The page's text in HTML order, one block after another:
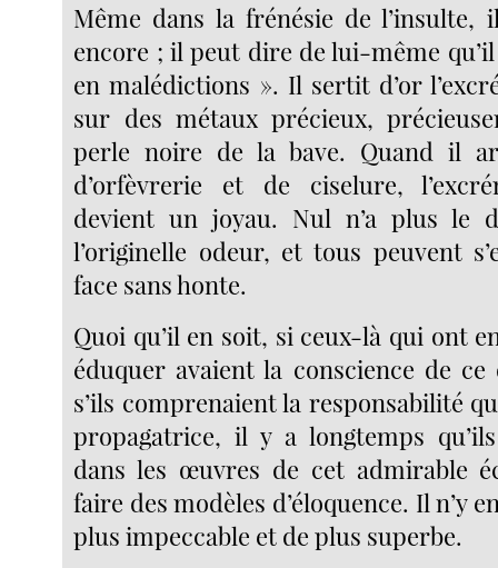
Même dans la frénésie de l’insulte,
encore ; il peut dire de lui-même
en malédictions ». Il sertit d’or
sur des métaux précieux,
perle noire de la bave. Quand il
d’orfèvrerie et de ciselure,
devient un joyau. Nul n’a plus le
l’originelle odeur, et tous peuvent
face sans honte.
Quoi qu’il en soit, si ceux-là qui ont
éduquer avaient la conscience de ce
s’ils comprenaient la responsabilité
propagatrice, il y a longtemps
dans les œuvres de cet admirable
faire des modèles d’éloquence. Il n’y
plus impeccable et de plus superbe.